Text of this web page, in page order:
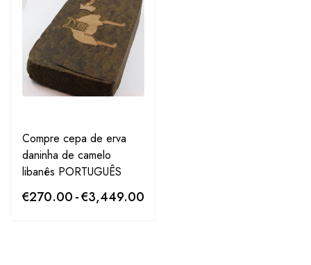
Compre cepa de erva
daninha de camelo
libanês PORTUGUÊS
€270.00-€3,449.00